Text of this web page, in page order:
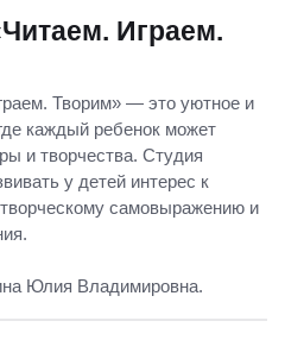
Играем.
Творим» — это уютное и
каждый ребенок может
и творчества. Студия
у детей интерес к
самовыражению и
Юлия Владимировна.